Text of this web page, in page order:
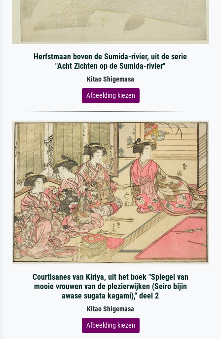
Herfstmaan boven de Sumida-rivier, uit de serie
"Acht Zichten op de Sumida-rivier"
Kitao Shigemasa
Afbeelding kiezen
Courtisanes van Kiriya, uit het boek "Spiegel van
mooie vrouwen van de plezierwijken (Seiro bijin
awase sugata kagami)," deel 2
Kitao Shigemasa
Afbeelding kiezen